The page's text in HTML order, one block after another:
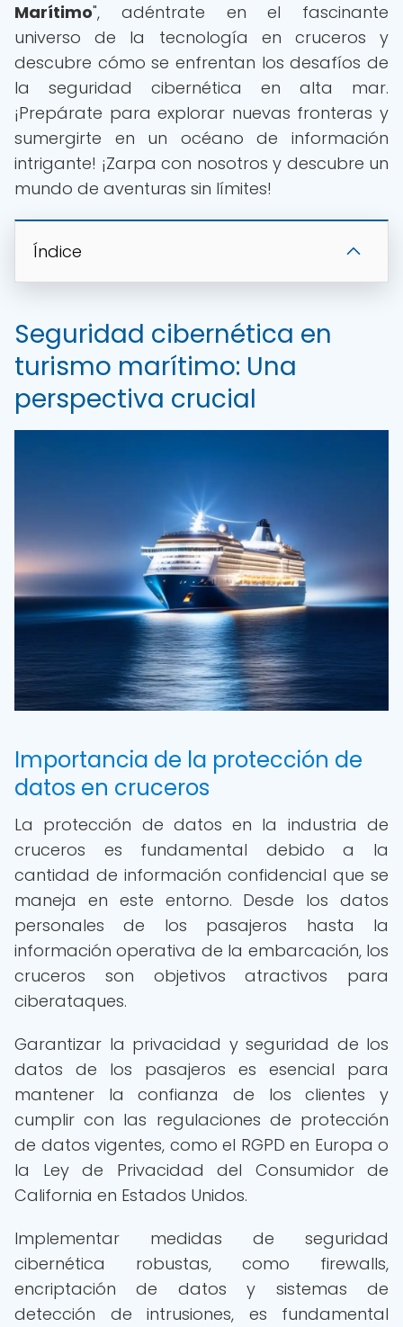
Marítimo", adéntrate en el fascinante
universo de la tecnología en cruceros y
descubre cómo se enfrentan los desafíos de
la seguridad cibernética en alta mar.
¡Prepárate para explorar nuevas fronteras y
sumergirte en un océano de información
intrigante! ¡Zarpa con nosotros y descubre un
mundo de aventuras sin límites!
Índice
Seguridad cibernética en
turismo marítimo: Una
perspectiva crucial
Importancia de la protección de
datos en cruceros
La protección de datos en la industria de
cruceros es fundamental debido a la
cantidad de información confidencial que se
maneja en este entorno. Desde los datos
personales de los pasajeros hasta la
información operativa de la embarcación, los
cruceros son objetivos atractivos para
ciberataques.
Garantizar la privacidad y seguridad de los
datos de los pasajeros es esencial para
mantener la confianza de los clientes y
cumplir con las regulaciones de protección
de datos vigentes, como el RGPD en Europa o
la Ley de Privacidad del Consumidor de
California en Estados Unidos.
Implementar medidas de seguridad
cibernética robustas, como firewalls,
encriptación de datos y sistemas de
detección de intrusiones, es fundamental